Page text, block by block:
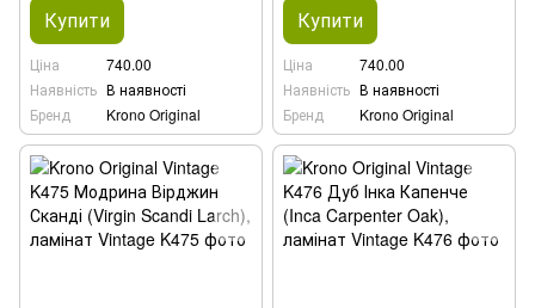
Купити
Ціна
740.00
Наявність В наявності
Бренд
Krono Original
Купити
Ціна
740.00
Наявність В наявності
Бренд
Krono Original